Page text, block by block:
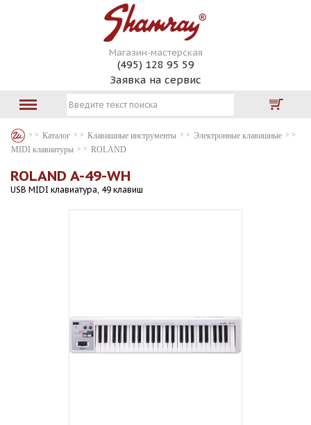
Магазин-мастерская
(495) 128 95 59
Заявка на сервис
Каталог Клавишные инструменты
Электронные клавишные
MIDI клавиатуры
ROLAND
ROLAND A-49-WH
USB MIDI клавиатура, 49 клавиш